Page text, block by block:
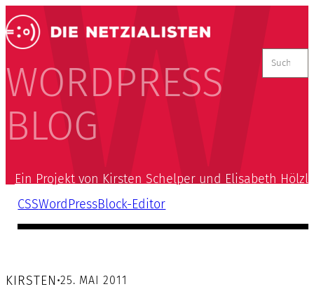
WORDPRESS
BLOG
nach:
Ein Projekt von Kirsten Schelper und Elisabeth Hölzl
CSSWordPressBlock-Editor
KIRSTEN•25. MAI 2011